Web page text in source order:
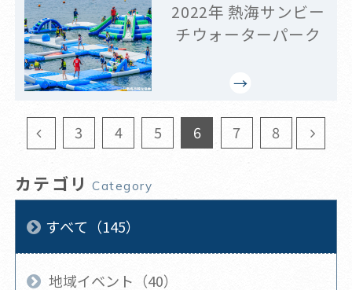
2022年 熱海サンビー
チウォーターパーク
3 4 5 6 7 8
カテゴリ Category
すべて（145）
地域イベント（40）